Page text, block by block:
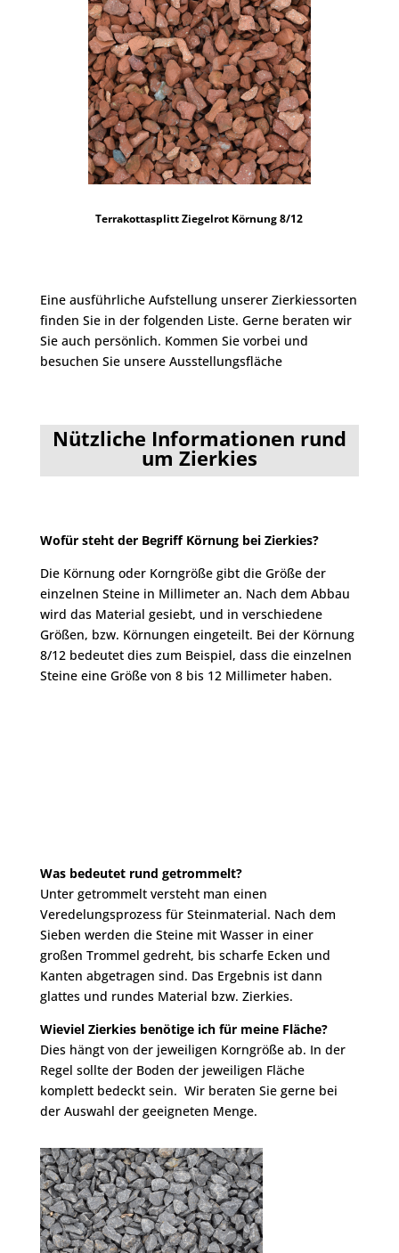
Terrakottasplitt Ziegelrot Körnung 8/12
Eine ausführliche Aufstellung unserer Zierkiessorten
finden Sie in der folgenden Liste. Gerne beraten wir
Sie auch persönlich. Kommen Sie vorbei und
besuchen Sie unsere Ausstellungsfläche
Nützliche Informationen rund
um Zierkies
Wofür steht der Begriff Körnung bei Zierkies?
Die Körnung oder Korngröße gibt die Größe der
einzelnen Steine in Millimeter an. Nach dem Abbau
wird das Material gesiebt, und in verschiedene
Größen, bzw. Körnungen eingeteilt. Bei der Körnung
8/12 bedeutet dies zum Beispiel, dass die einzelnen
Steine eine Größe von 8 bis 12 Millimeter haben.
Was bedeutet rund getrommelt?
Unter getrommelt versteht man einen
Veredelungsprozess für Steinmaterial. Nach dem
Sieben werden die Steine mit Wasser in einer
großen Trommel gedreht, bis scharfe Ecken und
Kanten abgetragen sind. Das Ergebnis ist dann
glattes und rundes Material bzw. Zierkies.
Wieviel Zierkiesbenötige ich für meine Fläche?
Dies hängt von der jeweiligen Korngröße ab. In der
Regel sollte der Boden der jeweiligen Fläche
komplett bedeckt sein. Wir beraten Sie gerne bei
der Auswahl der geeigneten Menge.